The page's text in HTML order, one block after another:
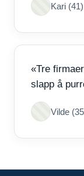
Kari
«Tre
slapp å
Vilde